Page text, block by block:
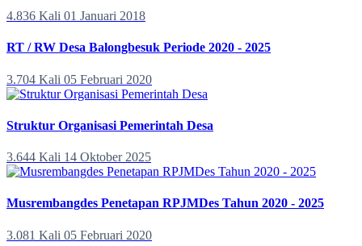
4.836 Kali 01 Januari 2018
RT / RW Desa Balongbesuk Periode 2020 - 2025
3.704 Kali 05 Februari 2020
Struktur Organisasi Pemerintah Desa
3.644 Kali 14 Oktober 2025
Musrembangdes Penetapan RPJMDes Tahun 2020 - 2025
3.081 Kali 05 Februari 2020